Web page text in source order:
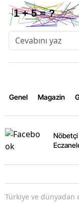
Genel Magazin
Nöbetçi
Türkiye ve dünyadan